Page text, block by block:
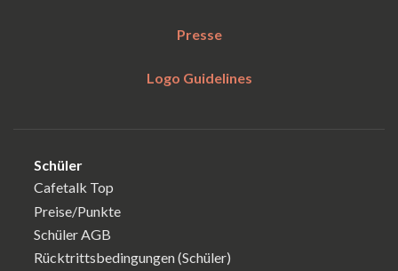
Presse
Logo Guidelines
Schüler
Cafetalk Top
Preise/Punkte
Schüler AGB
Rücktrittsbedingungen (Schüler)